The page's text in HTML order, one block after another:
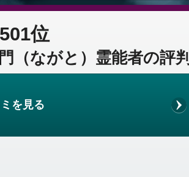
位
（ながと）霊能者の評判
を見る